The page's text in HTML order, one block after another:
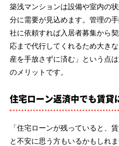
築浅マンションは設備や室内の
分に需要が見込めます。管理の
社に依頼すれば入居者募集から
応まで代行してくれるため大き
産を手放さずに済む」という点
のメリットです。
住宅ローン返済中でも賃貸
「住宅ローンが残っていると、
と不安に思う方もいるかもしれま